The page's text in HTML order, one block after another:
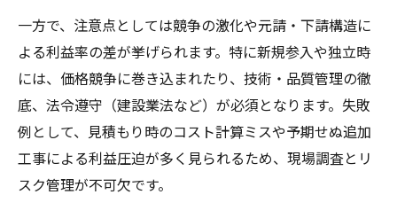
一方で、注意点としては競争の激化や元請・下請構造に
よる利益率の差が挙げられます。特に新規参入や独立時
には、価格競争に巻き込まれたり、技術・品質管理の徹
底、法令遵守（建設業法など）が必須となります。失敗
例として、見積もり時のコスト計算ミスや予期せぬ追加
工事による利益圧迫が多く見られるため、現場調査とリ
スク管理が不可欠です。